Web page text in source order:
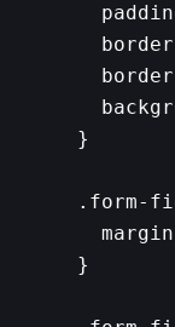
    }
.form-
    }